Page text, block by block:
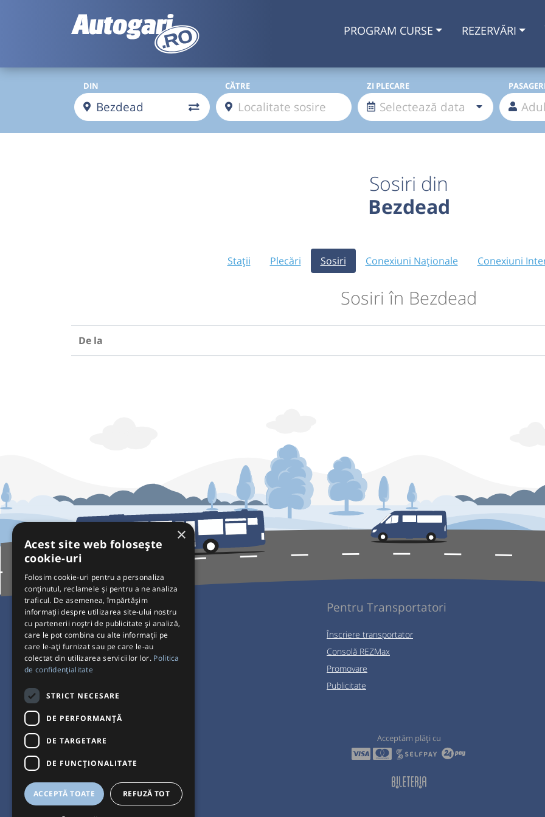
PROGRAM CURSE REZERVĂRI
DIN CĂTRE ZI PLECARE
Sosiri din
Bezdead
Stații Plecări Sosiri Conexiuni Naționale Conexiuni
Sosiri în Bezdead
De la
Pentru Călători
Curse autobuz
Plecări/Sosiri
Setări de cookie-uri
Pentru Transportatori
Înscriere transportator
Consolă REZMax
Promovare
Publicitate
Acceptăm plăți cu
×
Acest site web folosește
cookie-uri
Folosim cookie-uri pentru a personaliza
conținutul, reclamele și pentru a ne analiza
traficul. De asemenea, împărtășim
informații despre utilizarea site-ului nostru
cu partenerii noștri de publicitate și analiză,
care le pot combina cu alte informații pe
care le-ați furnizat sau pe care le-au
colectat din utilizarea serviciilor lor. Politica
de confidențialitate
STRICT NECESARE
DE PERFORMANȚĂ
DE TARGETARE
DE FUNCŢIONALITATE
ACCEPTĂ TOATE REFUZĂ TOT